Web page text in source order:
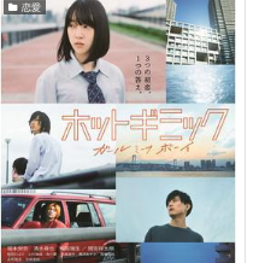
恋愛